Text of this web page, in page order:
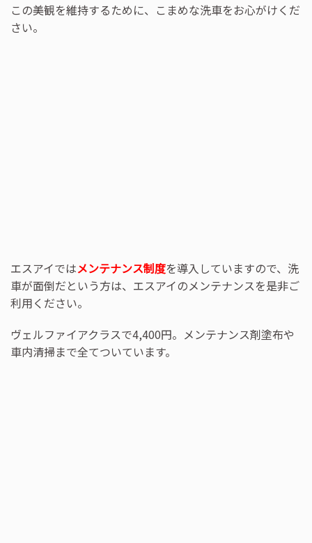
この美観を維持するために、こまめな洗車をお心がけくだ
さい。
エスアイではメンテナンス制度を導入していますので、洗
車が面倒だという方は、エスアイのメンテナンスを是非ご
利用ください。
ヴェルファイアクラスで4,400円。メンテナンス剤塗布や
車内清掃まで全てついています。